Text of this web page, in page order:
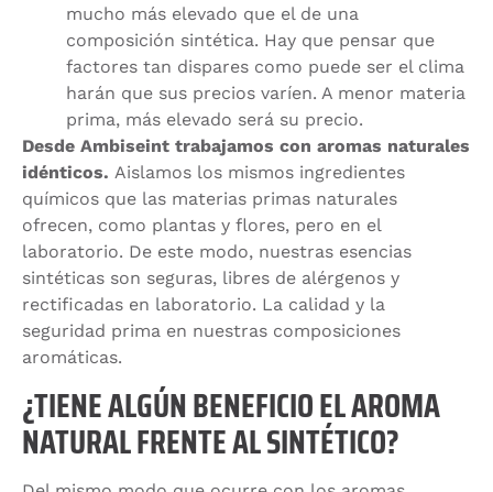
mucho más elevado que el de una
composición sintética. Hay que pensar que
factores tan dispares como puede ser el clima
harán que sus precios varíen. A menor materia
prima, más elevado será su precio.
Desde Ambiseint trabajamos con aromas naturales
idénticos. Aislamos los mismos ingredientes
químicos que las materias primas naturales
ofrecen, como plantas y flores, pero en el
laboratorio. De este modo, nuestras esencias
sintéticas son seguras, libres de alérgenos y
rectificadas en laboratorio. La calidad y la
seguridad prima en nuestras composiciones
aromáticas.
¿TIENE ALGÚN BENEFICIO EL AROMA
NATURAL FRENTE AL SINTÉTICO?